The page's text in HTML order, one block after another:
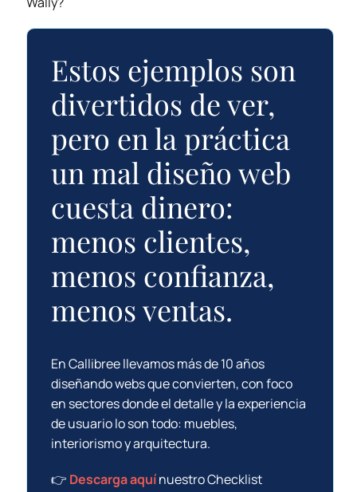
Estos ejemplos son
divertidos de ver,
pero en la práctica
un mal diseño web
cuesta dinero:
menos clientes,
menos confianza,
menos ventas.
En Callibree llevamos más de 10 años
diseñando webs que convierten, con foco
en sectores donde el detalle y la experiencia
de usuario lo son todo: muebles,
interiorismo y arquitectura.
👉 Descarga aquínuestro Checklist